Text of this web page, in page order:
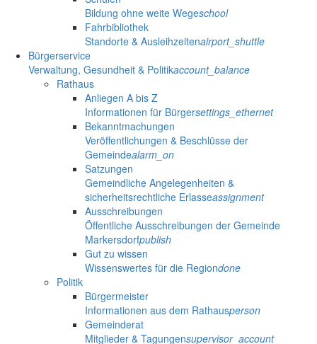
Bildung ohne weite Wegeschool
Fahrbibliothek
Standorte & Ausleihzeitenairport_shuttle
Bürgerservice
Verwaltung, Gesundheit & Politikaccount_balance
Rathaus
Anliegen A bis Z
Informationen für Bürgersettings_ethernet
Bekanntmachungen
Veröffentlichungen & Beschlüsse der
Gemeindealarm_on
Satzungen
Gemeindliche Angelegenheiten &
sicherheitsrechtliche Erlasseassignment
Ausschreibungen
Öffentliche Ausschreibungen der Gemeinde
Markersdorfpublish
Gut zu wissen
Wissenswertes für die Regiondone
Politik
Bürgermeister
Informationen aus dem Rathausperson
Gemeinderat
Mitglieder & Tagungensupervisor_account